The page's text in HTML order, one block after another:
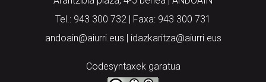
andoain@aiurri.eus | idazkaritza@aiurri.eus
Codesyntaxek garatua